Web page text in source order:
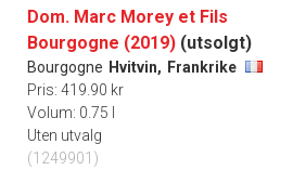
Dom. Marc Morey et Fils
Bourgogne (2019) (utsolgt)
Bourgogne Hvitvin, Frankrike
Pris: 419.90 kr
Volum: 0.75 l
Uten utvalg
(1249901)